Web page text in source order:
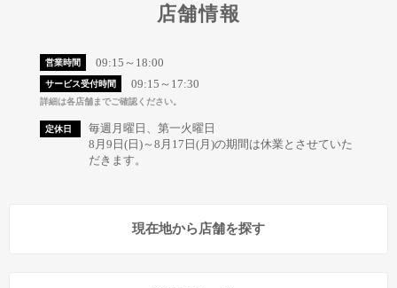
店舗情報
営業時間 09:15～18:00
サービス受付時間 09:15～17:30
詳細は各店舗までご確認ください。
定休日
毎週月曜日、第一火曜日
8月9日(日)～8月17日(月)の期間は休業とさせていた
だきます。
現在地から店舗を探す